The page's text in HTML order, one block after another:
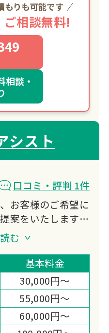
もりも可能です
ご相談無料!
相談・
シスト
口コミ・評判 1件
お客様のご希望に
案をいたしますの
だくことが可能で
応！不用品1点か
く対応いたしま
スピーディーかつ
まで数多くのお客
む
基本料金
30,000円～
55,000円～
60,000円～